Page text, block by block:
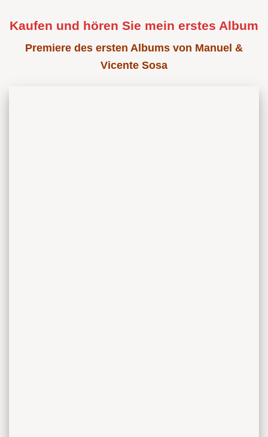
Kaufen und hören Sie mein erstes Album
Premiere des ersten Albums von Manuel &
Vicente Sosa